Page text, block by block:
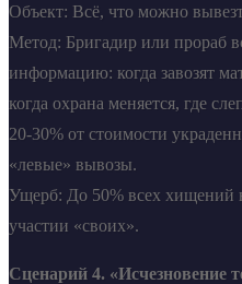
Объект: Всё, что можно
Метод: Бригадир или прораб
информацию: когда завозят
когда охрана меняется, где
20-30% от стоимости
«левые» вывозы.
Ущерб: До 50% всех хищений
участии «своих».
Сценарий 4. «Исчезновение